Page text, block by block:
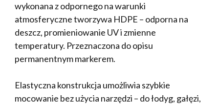
wykonana z odpornego na warunki
atmosferyczne tworzywa HDPE – odporna na
deszcz, promieniowanie UV i zmienne
temperatury. Przeznaczona do opisu
permanentnym markerem.
Elastyczna konstrukcja umożliwia szybkie
mocowanie bez użycia narzędzi – do łodyg, gałęzi,